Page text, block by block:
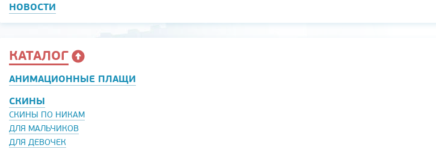
НОВОСТИ
КАТАЛОГ
АНИМАЦИОННЫЕ ПЛАЩИ
СКИНЫ
СКИНЫ ПО НИКАМ
ДЛЯ МАЛЬЧИКОВ
ДЛЯ ДЕВОЧЕК